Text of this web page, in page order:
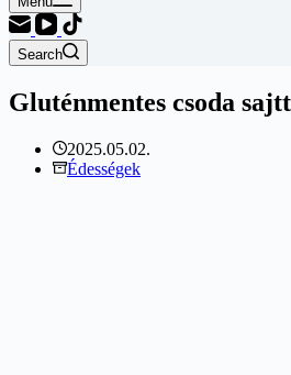
Search
Gluténmentes csoda
2025.05.02.
Édességek